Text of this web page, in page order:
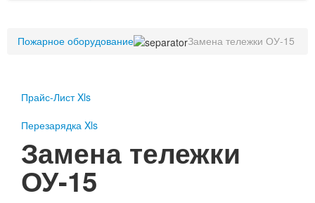
Перезарядка
Перезарядка ОВП
Гарантии
О нас
Пожарное оборудование Замена тележки ОУ-15
Прайс-Лист Xls
Перезарядка Xls
Замена тележки
ОУ-15